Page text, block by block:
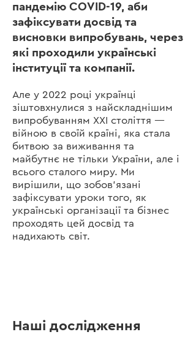
пандемію COVID-19, аби
зафіксувати досвід та
висновки випробувань, через
які проходили українські
інституції та компанії.
Але у 2022 році українці
зіштовхнулися з найскладнішим
випробуванням ХХІ століття —
війною в своїй країні, яка стала
битвою за виживання та
майбутнє не тільки України, але і
всього сталого миру. Ми
вирішили, що зобов’язані
зафіксувати уроки того, як
українські організації та бізнес
проходять цей досвід та
надихають світ.
Наші дослідження